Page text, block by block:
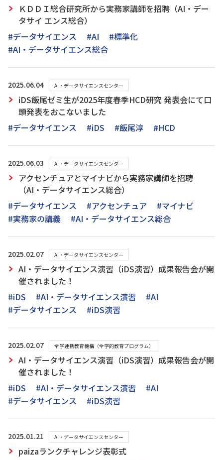
ＫＤＤＩ総合研究所から実務家講師を招聘（AI・デー
タサイ エンス総合）
#データサイエンス
#AI
#標準化
#AI・データサイエンス総合
2025.06.04 AI・データサイエンスセンター
iDS飯尾ゼミ生が2025年度春季HCD研究 発表会にて口
頭発表をおこないました
#データサイエンス
#iDS #飯尾淳 #HCD
2025.06.03 AI・データサイエンスセンター
アクセンチュアとマイナビから実務家講師を招聘
（AI・データサイエンス総合）
#データサイエンス
#アクセンチュア
#マイナビ
#実務家の講義
#AI・データサイエンス総合
2025.02.07 AI・データサイエンスセンター
AI・データサイエンス演習（iDS演習）成果報告会が開
催されました！
#iDS
#AI・データサイエンス演習
#AI
#データサイエンス
#iDS演習
2025.02.07 全学連携教育機構（全学的教育プログラム）
AI・データサイエンス演習（iDS演習）成果報告会が開
催されました！
#iDS
#AI・データサイエンス演習
#AI
#データサイエンス
#iDS演習
2025.01.21 AI・データサイエンスセンター
paizaランクチャレンジ表彰式